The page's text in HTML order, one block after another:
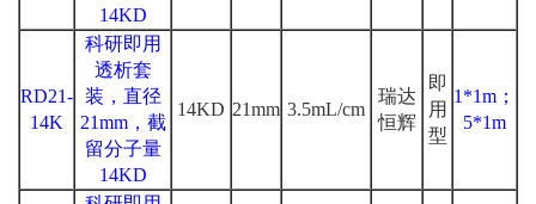
14KD
RD21-
14K
科研即用
透析套
装，直径
21mm，截
留分子量
14KD
14KD 21mm 3.5mL/cm
瑞达
恒辉
即
用
型
1*1m；
5*1m